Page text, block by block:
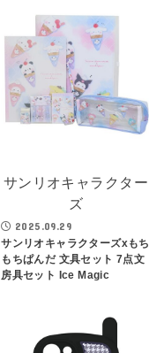
サンリオキャラクター
ズ
2025.09.29
サンリオキャラクターズxもち
もちぱんだ 文具セット 7点文
房具セット Ice Magic